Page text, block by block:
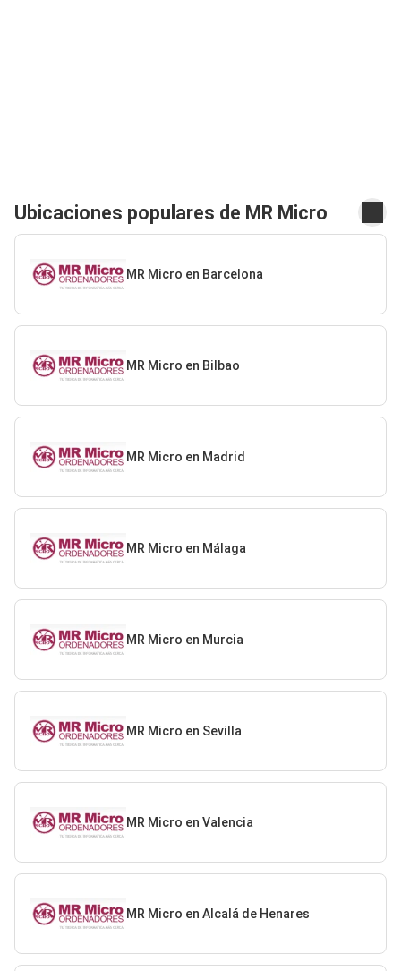
Ubicaciones populares de MR Micro
MR Micro en Barcelona
MR Micro en Bilbao
MR Micro en Madrid
MR Micro en Málaga
MR Micro en Murcia
MR Micro en Sevilla
MR Micro en Valencia
MR Micro en Alcalá de Henares